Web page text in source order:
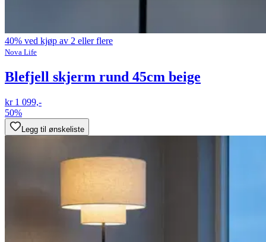
40% ved kjøp av 2 eller flere
Nova Life
Blefjell skjerm rund 45cm beige
kr 1 099,-
50%
Legg til ønskeliste